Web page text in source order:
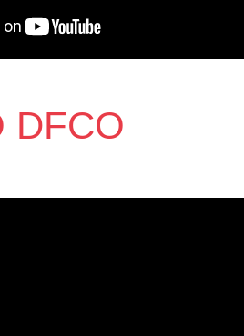
DFCO